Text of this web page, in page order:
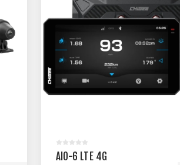
AIO-6 LTE 4G